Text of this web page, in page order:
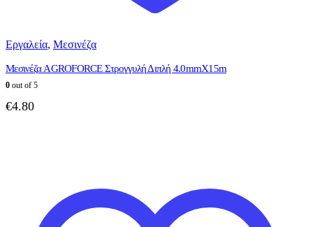
Εργαλεία, Μεσινέζα
Μεσινέζα AGROFORCE Στρογγυλή Διπλή 4.0mmX15m
0 out of 5
€4.80